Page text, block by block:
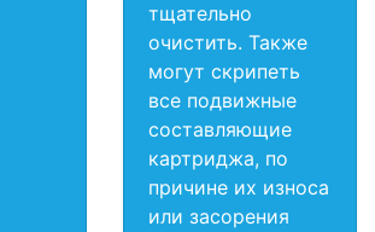
тщательно
очистить. Также
могут скрипеть
все подвижные
составляющие
картриджа, по
причине их износа
или засорения